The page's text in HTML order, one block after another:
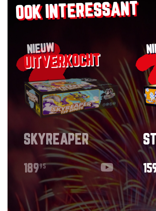
OOK INTERESSANT
NIEUW
SKYREAPER
18995